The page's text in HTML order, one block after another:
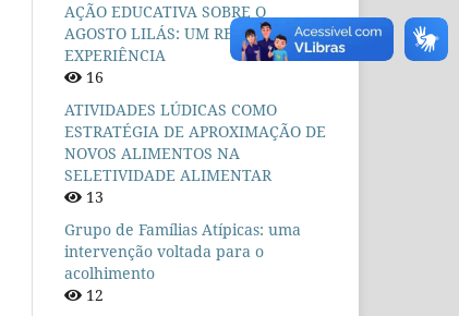
AÇÃO EDUCATIVA SOBRE O
AGOSTO LILÁS: UM RELATO DE
EXPERIÊNCIA
16
ATIVIDADES LÚDICAS COMO
ESTRATÉGIA DE APROXIMAÇÃO DE
NOVOS ALIMENTOS NA
SELETIVIDADE ALIMENTAR
13
Grupo de Famílias Atípicas: uma
intervenção voltada para o
acolhimento
12